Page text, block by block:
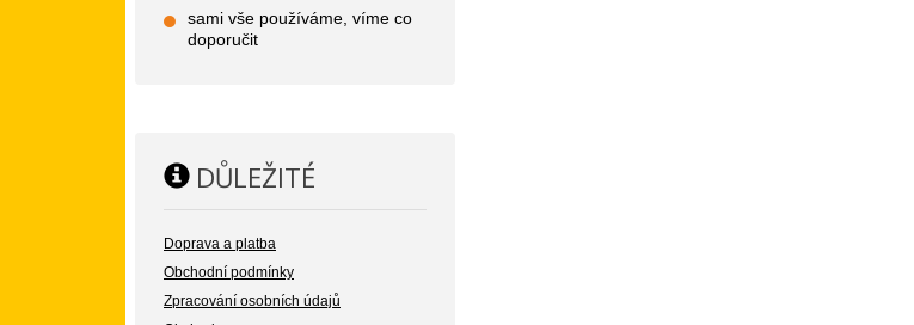
sami vše používáme, víme co
doporučit
DŮLEŽITÉ
Doprava a platba
Obchodní podmínky
Zpracování osobních údajů